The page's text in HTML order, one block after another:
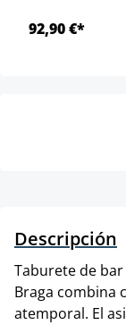
92,90 €*
Descripción
Taburete de
Braga combina
atemporal. El